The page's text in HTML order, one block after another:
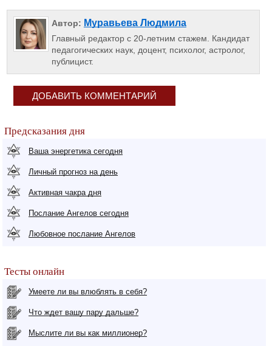
Автор: Муравьева Людмила
Главный редактор с 20-летним стажем. Кандидат
педагогических наук, доцент, психолог, астролог,
публицист.
ДОБАВИТЬ КОММЕНТАРИЙ
Предсказания дня
Ваша энергетика сегодня
Личный прогноз на день
Активная чакра дня
Послание Ангелов сегодня
Любовное послание Ангелов
Тесты онлайн
Умеете ли вы влюблять в себя?
Что ждет вашу пару дальше?
Мыслите ли вы как миллионер?